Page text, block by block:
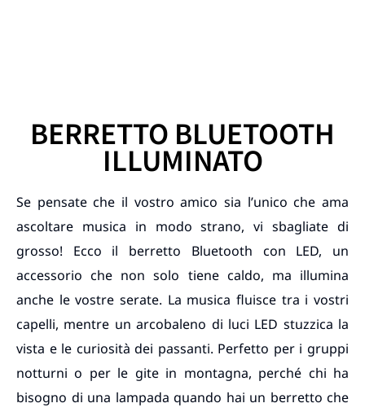
BERRETTO BLUETOOTH
ILLUMINATO
Se pensate che il vostro amico sia l’unico che ama
ascoltare musica in modo strano, vi sbagliate di
grosso! Ecco il berretto Bluetooth con LED, un
accessorio che non solo tiene caldo, ma illumina
anche le vostre serate. La musica fluisce tra i vostri
capelli, mentre un arcobaleno di luci LED stuzzica la
vista e le curiosità dei passanti. Perfetto per i gruppi
notturni o per le gite in montagna, perché chi ha
bisogno di una lampada quando hai un berretto che